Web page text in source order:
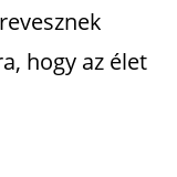
hogy az élet